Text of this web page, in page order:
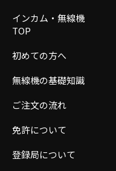
インカム・無線機
TOP
初めての方へ
無線機の基礎知識
ご注文の流れ
免許について
登録局について